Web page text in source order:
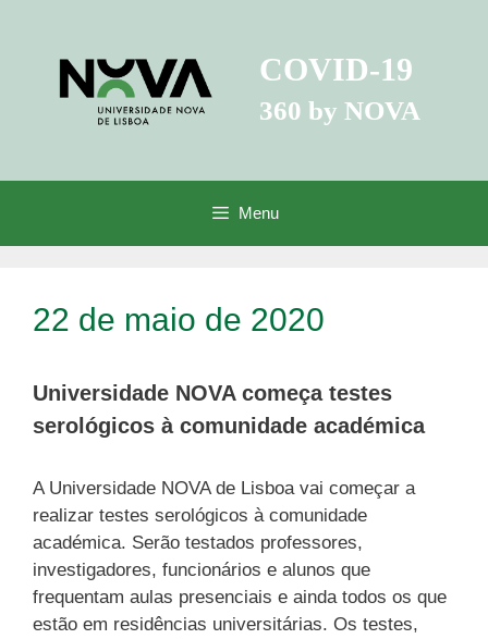
conteúdo
COVID-19
360 by NOVA
Menu
22 de maio de 2020
Universidade NOVA começa testes
serológicos à comunidade académica
A Universidade NOVA de Lisboa vai começar a
realizar testes serológicos à comunidade
académica. Serão testados professores,
investigadores, funcionários e alunos que
frequentam aulas presenciais e ainda todos os que
estão em residências universitárias. Os testes,